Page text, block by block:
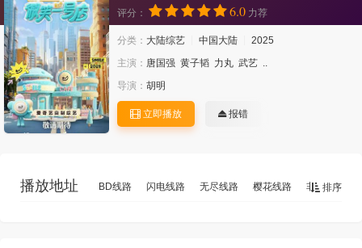
评分： 6.0 力荐
分类： 大陆综艺 中国大陆
2025
主演： 唐国强 黄子韬 力丸 武艺 ..
导演： 胡明
立即播放 报错
排序
播放地址 BD线路 闪电线路 无尽线路 樱花线路 非凡2